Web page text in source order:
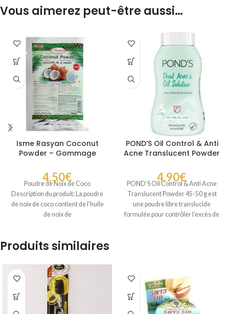
Vous aimerez peut-être aussi…
Isme Rasyan Coconut
Powder – Gommage
Visage & Corps 30 gr
4,50€
Poudre de Noix de Coco
Description du produit: La poudre
de noix de coco contient de l’huile
de noix de
POND’S Oil Control & Anti
Acne Translucent Powder
brillance anti-acné
4,90€
POND’S Oil Control & Anti Acne
Translucent Powder 45-50 g est
une poudre libre translucide
formulée pour contrôler l’excès de
Produits similaires